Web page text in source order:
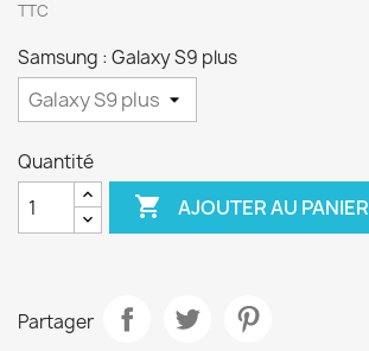
TTC
Samsung : Galaxy S9 plus
Quantité
 AJOUTER AU PANIER
Partager